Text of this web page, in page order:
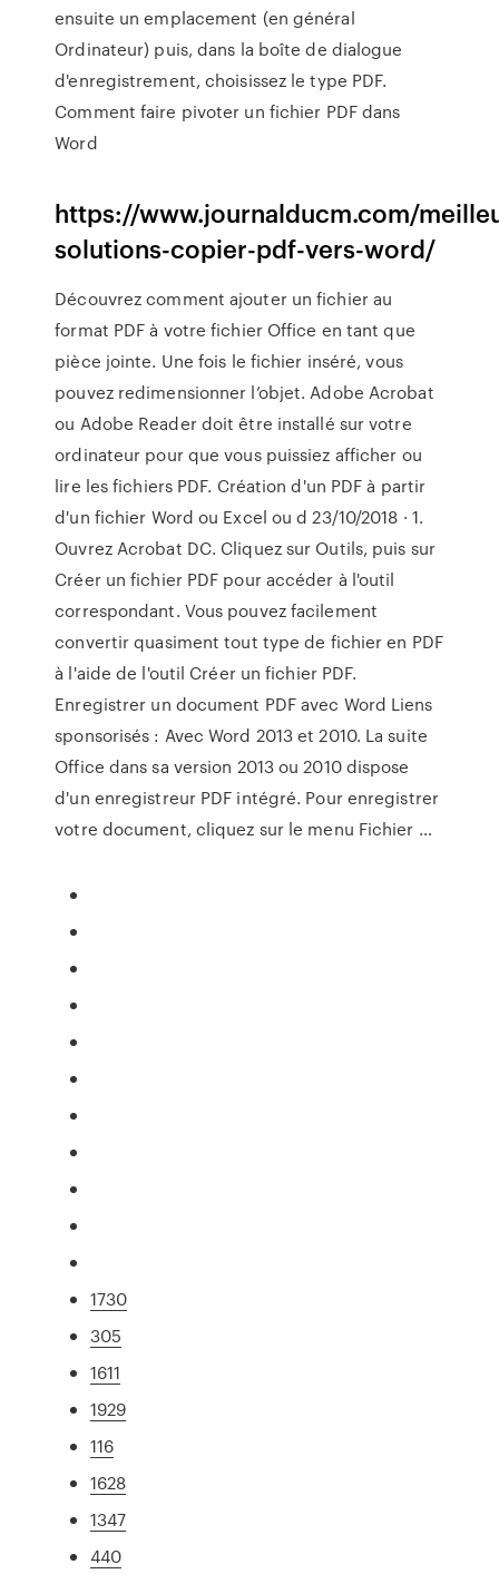
ensuite un emplacement (en général
Ordinateur) puis, dans la boîte de dialogue
d'enregistrement, choisissez le type PDF.
Comment faire pivoter un fichier PDF dans
Word
https://www.journalducm.com/
solutions-copier-pdf-vers-word/
Découvrez comment ajouter un fichier au
format PDF à votre fichier Office en tant que
pièce jointe. Une fois le fichier inséré, vous
pouvez redimensionner l’objet. Adobe Acrobat
ou Adobe Reader doit être installé sur votre
ordinateur pour que vous puissiez afficher ou
lire les fichiers PDF. Création d'un PDF à partir
d'un fichier Word ou Excel ou d 23/10/2018 · 1.
Ouvrez Acrobat DC. Cliquez sur Outils, puis sur
Créer un fichier PDF pour accéder à l'outil
correspondant. Vous pouvez facilement
convertir quasiment tout type de fichier en PDF
à l'aide de l'outil Créer un fichier PDF.
Enregistrer un document PDF avec Word Liens
sponsorisés : Avec Word 2013 et 2010. La suite
Office dans sa version 2013 ou 2010 dispose
d'un enregistreur PDF intégré. Pour enregistrer
votre document, cliquez sur le menu Fichier …
1730
305
1611
1929
116
1628
1347
440